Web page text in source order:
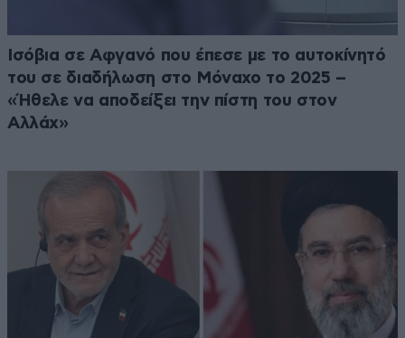
Ισόβια σε Αφγανό που έπεσε με το αυτοκίνητό
του σε διαδήλωση στο Μόναχο το 2025 –
«Ήθελε να αποδείξει την πίστη του στον
Αλλάχ»